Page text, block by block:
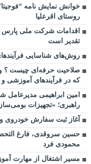
خوانش نمایش نامه
روستای اقرعلیا
اقدامات شرکت ملی پارس
تقدیر است
روش‌های شناسایی
صلاحیت حرفه‌ای چیست ؟
که در فرآیندهای
امین ابراهیمی مدیرعامل
راهبری؛ «تجهیزات
آغاز ثبت سفارش خودروی
حسین سروقدی، فارغ
محمودی فرد
مسیر اشتغال از مهارت